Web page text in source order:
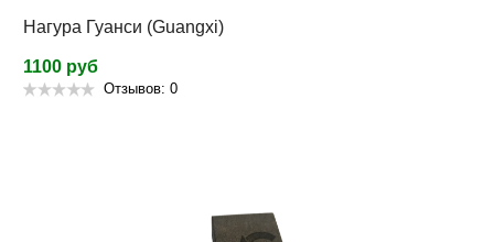
Нагура Гуанси (Guangxi)
1100 руб
Отзывов: 0